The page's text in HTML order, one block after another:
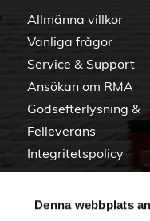
Denna webbplats
Allmänna villkor
Vanliga frågor
Service & Support
Ansökan om RMA
Godsefterlysning &
Felleverans
Integritetspolicy
Om cookies